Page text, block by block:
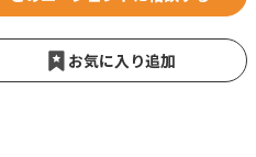
お気に入り追加